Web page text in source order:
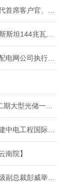
【中国能建中电工程党委副书记李屹立与宁德时代首席客户官、市场体系联席总裁谭立斌会谈】
【新疆院联合东电三公司与韩国PNH签约吉尔吉斯斯坦144兆瓦光伏EPC项目】
【中国能建中电工程副总经理张力与葡萄牙电力配电网公司执行董事若昂·马丁斯·德·卡瓦略会谈】
【中国能建中电工程湖南院签约刚果(金)卡莫阿二期大型光储一体化智能微电网项目】
【中国能建中电工程党委副书记李屹立到中国能建中电工程国际公司调研指导】
南院】
【中国能建中电工程副总经理张力与远景能源高级副总裁彭威举行会谈】